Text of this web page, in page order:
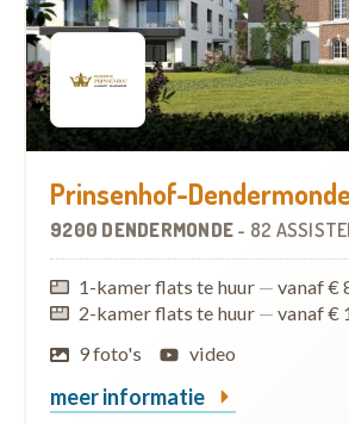
Prinsenhof-Dendermonde
9200 DENDERMONDE - 82
1-kamer flats te huur — vanaf €
2-kamer flats te huur — vanaf €
9 foto's video
meer informatie